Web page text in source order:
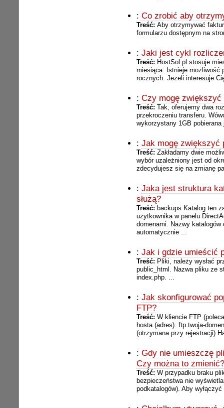
: Co zrobić aby
Treść: Aby otrzymywać
formularzu dostępnym na
: Jaki jest cykl
Treść: HostSol.pl stosuje
miesiąca. Istnieje możliwość
rocznych. Jeżeli interesuje
: Czy mogę
Treść: Tak, oferujemy dwa
przekroczeniu transferu.
wykorzystany 1GB pobierana
: Jak mogę zwiększyć
Treść: Zakładamy dwie
wybór uzależniony jest od
zdecydujesz się na zmianę
: Jaka jest struktura
służą?
Treść: backups Katalog ten
użytkownika w panelu
domenami. Nazwy katalogów
automatycznie ...
: Jak i gdzie umieścić
Treść: Pliki, należy wysłać
public_html. Nazwa pliku ze
index.php. ...
: Jak skonfigurować
FTP?
Treść: W kliencie FTP
hosta (adres): ftp.twoja-
(otrzymana przy rejestracji)
: Gdy nie umieszczę
Czy można to zmienić?
Treść: W przypadku braku
bezpieczeństwa nie
podkatalogów). Aby